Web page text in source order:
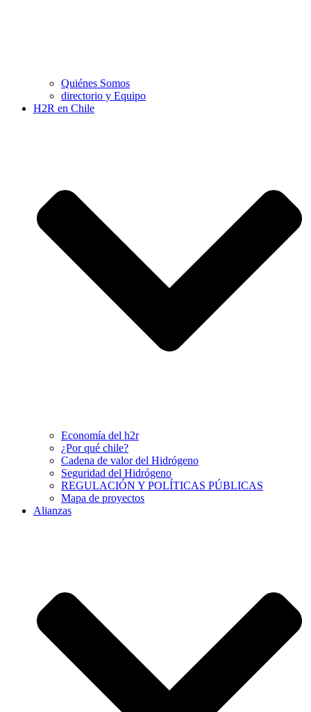
Quiénes Somos
directorio y Equipo
H2R en Chile
Economía del h2r
¿Por qué chile?
Cadena de valor del Hidrógeno
Seguridad del Hidrógeno
REGULACIÓN Y POLÍTICAS PÚBLICAS
Mapa de proyectos
Alianzas